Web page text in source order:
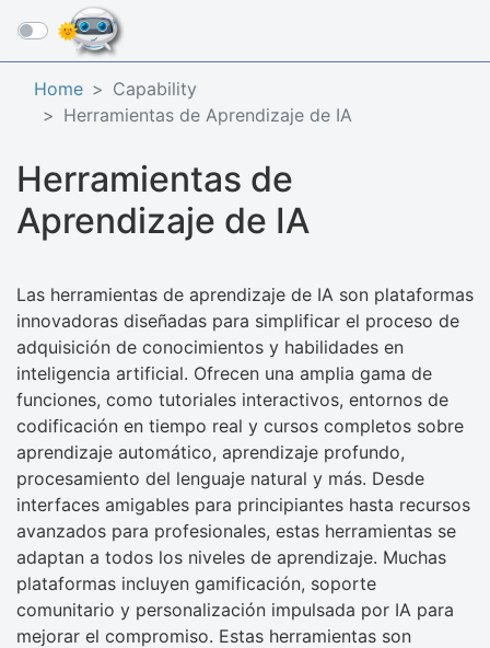
☰
Home
Capability
Herramientas de Aprendizaje de IA
Herramientas de
Aprendizaje de IA
Las herramientas de aprendizaje de IA son plataformas
innovadoras diseñadas para simplificar el proceso de
adquisición de conocimientos y habilidades en
inteligencia artificial. Ofrecen una amplia gama de
funciones, como tutoriales interactivos, entornos de
codificación en tiempo real y cursos completos sobre
aprendizaje automático, aprendizaje profundo,
procesamiento del lenguaje natural y más. Desde
interfaces amigables para principiantes hasta recursos
avanzados para profesionales, estas herramientas se
adaptan a todos los niveles de aprendizaje. Muchas
plataformas incluyen gamificación, soporte
comunitario y personalización impulsada por IA para
mejorar el compromiso. Estas herramientas son